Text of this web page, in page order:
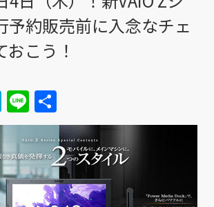
予約販売前に入念なチェ
おこう！
Hatena
Line
有